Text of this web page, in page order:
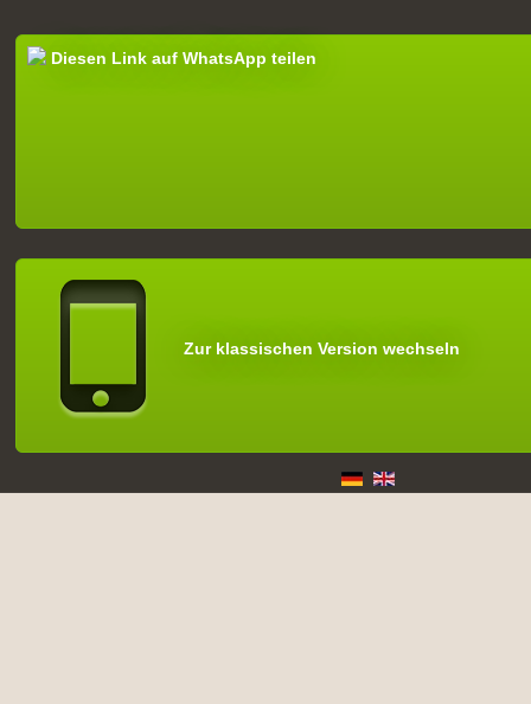
Diesen Link auf WhatsApp teilen
Zur klassischen Version wechseln